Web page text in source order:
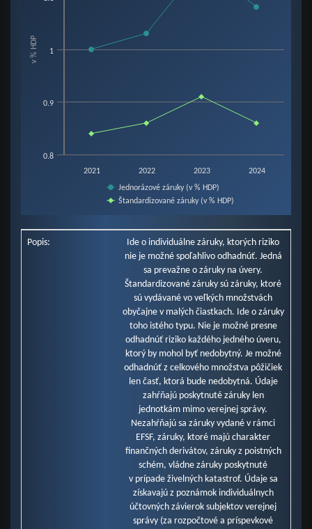
The chart has 1 X axis displaying categories.
The chart has 1 Y axis displaying v % HDP. Data ranges from 0.84 to 1.16.
v % HDP
Jednorázové záruky (v % HDP)
Štandardizované záruky (v % HDP)
2021 2022 2023 2024
0.8
0.9
1
Popis:
Ide o individuálne záruky, ktorých riziko
nie je možné spoľahlivo odhadnúť. Jedná
sa prevažne o záruky na úvery.
Štandardizované záruky sú záruky, ktoré
sú vydávané vo veľkých množstvách
obyčajne v malých čiastkach. Ide o záruky
toho istého typu. Nie je možné presne
odhadnúť riziko každého jedného úveru,
ktorý by mohol byť nedobytný. Je možné
odhadnúť z celkového množstva pôžičiek
len časť, ktorá bude nedobytná. Údaje
zahŕňajú poskytnuté záruky len
jednotkám mimo verejnej správy.
Nezahŕňajú sa záruky vydané v rámci
EFSF, záruky, ktoré majú charakter
finančných derivátov, záruky z poistných
schém, vládne záruky poskytnuté
v prípade živelných katastrof. Údaje sa
získavajú z poznámok individuálnych
účtovných závierok subjektov verejnej
správy (za rozpočtové a príspevkové